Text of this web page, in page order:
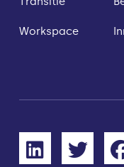
Workspace